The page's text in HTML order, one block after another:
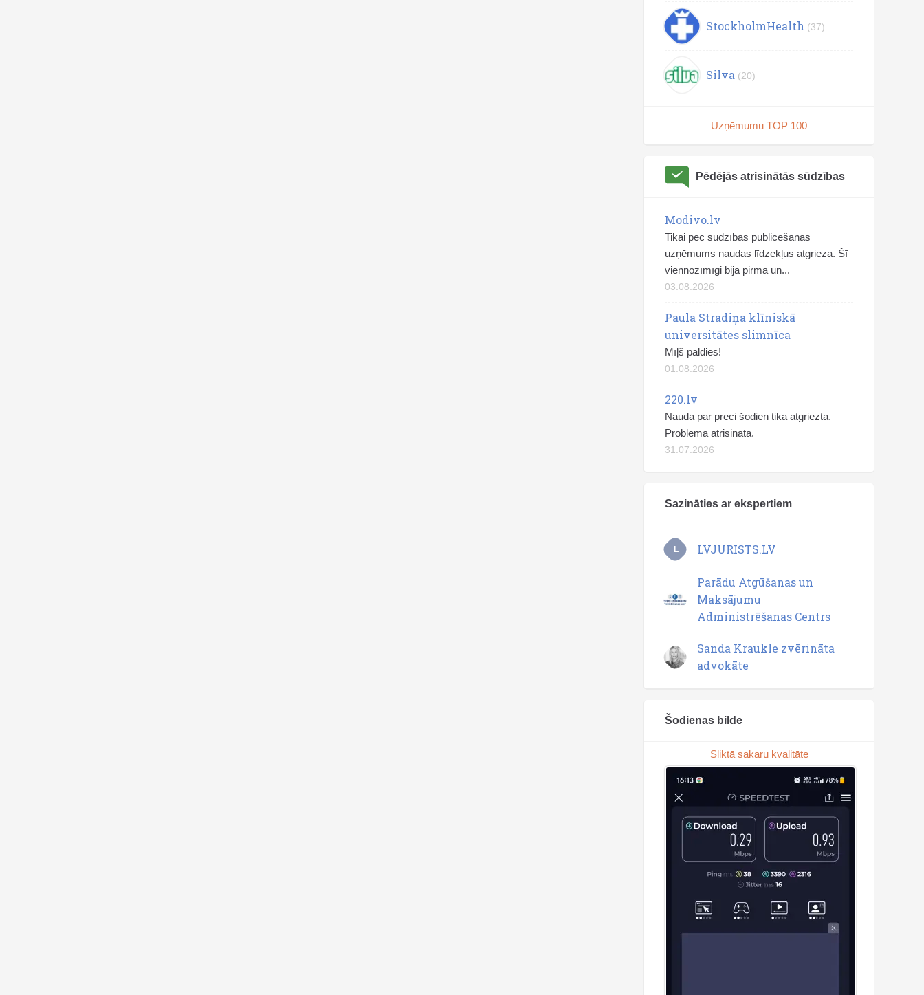
StockholmHealth (37)
Silva (20)
Uzņēmumu TOP 100
Pēdējās atrisinātās sūdzības
Modivo.lv
Tikai pēc sūdzības publicēšanas
uzņēmums naudas līdzekļus atgrieza. Šī
viennozīmīgi bija pirmā un...
03.08.2026
Paula Stradiņa klīniskā
universitātes slimnīca
Mīļš paldies!
01.08.2026
220.lv
Nauda par preci šodien tika atgriezta.
Problēma atrisināta.
31.07.2026
Sazināties ar ekspertiem
L LVJURISTS.LV
Parādu Atgūšanas un
Maksājumu
Administrēšanas Centrs
Sanda Kraukle zvērināta
advokāte
Šodienas bilde
Sliktā sakaru kvalitāte